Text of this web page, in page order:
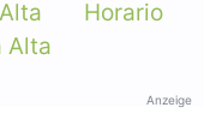
Horario
Alta
Anzeige